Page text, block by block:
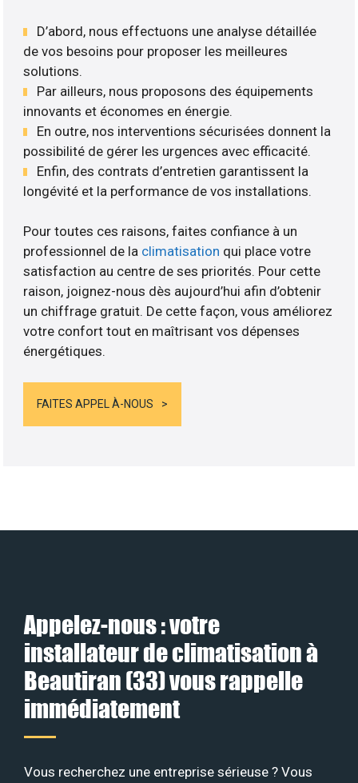
D’abord, nous effectuons une analyse détaillée
de vos besoins pour proposer les meilleures
solutions.
Par ailleurs, nous proposons des équipements
innovants et économes en énergie.
En outre, nos interventions sécurisées donnent la
possibilité de gérer les urgences avec efficacité.
Enfin, des contrats d’entretien garantissent la
longévité et la performance de vos installations.
Pour toutes ces raisons, faites confiance à un
professionnel de la climatisation qui place votre
satisfaction au centre de ses priorités. Pour cette
raison, joignez-nous dès aujourd’hui afin d’obtenir
un chiffrage gratuit. De cette façon, vous améliorez
votre confort tout en maîtrisant vos dépenses
énergétiques.
FAITES APPEL À-NOUS
Appelez-nous : votre
installateur de climatisation à
Beautiran (33) vous rappelle
immédiatement
Vous recherchez une entreprise sérieuse ? Vous